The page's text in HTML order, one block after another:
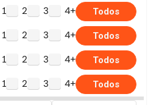
1 2 3 4+ Todos
1 2 3 4+ Todos
1 2 3 4+ Todos
1 2 3 4+ Todos